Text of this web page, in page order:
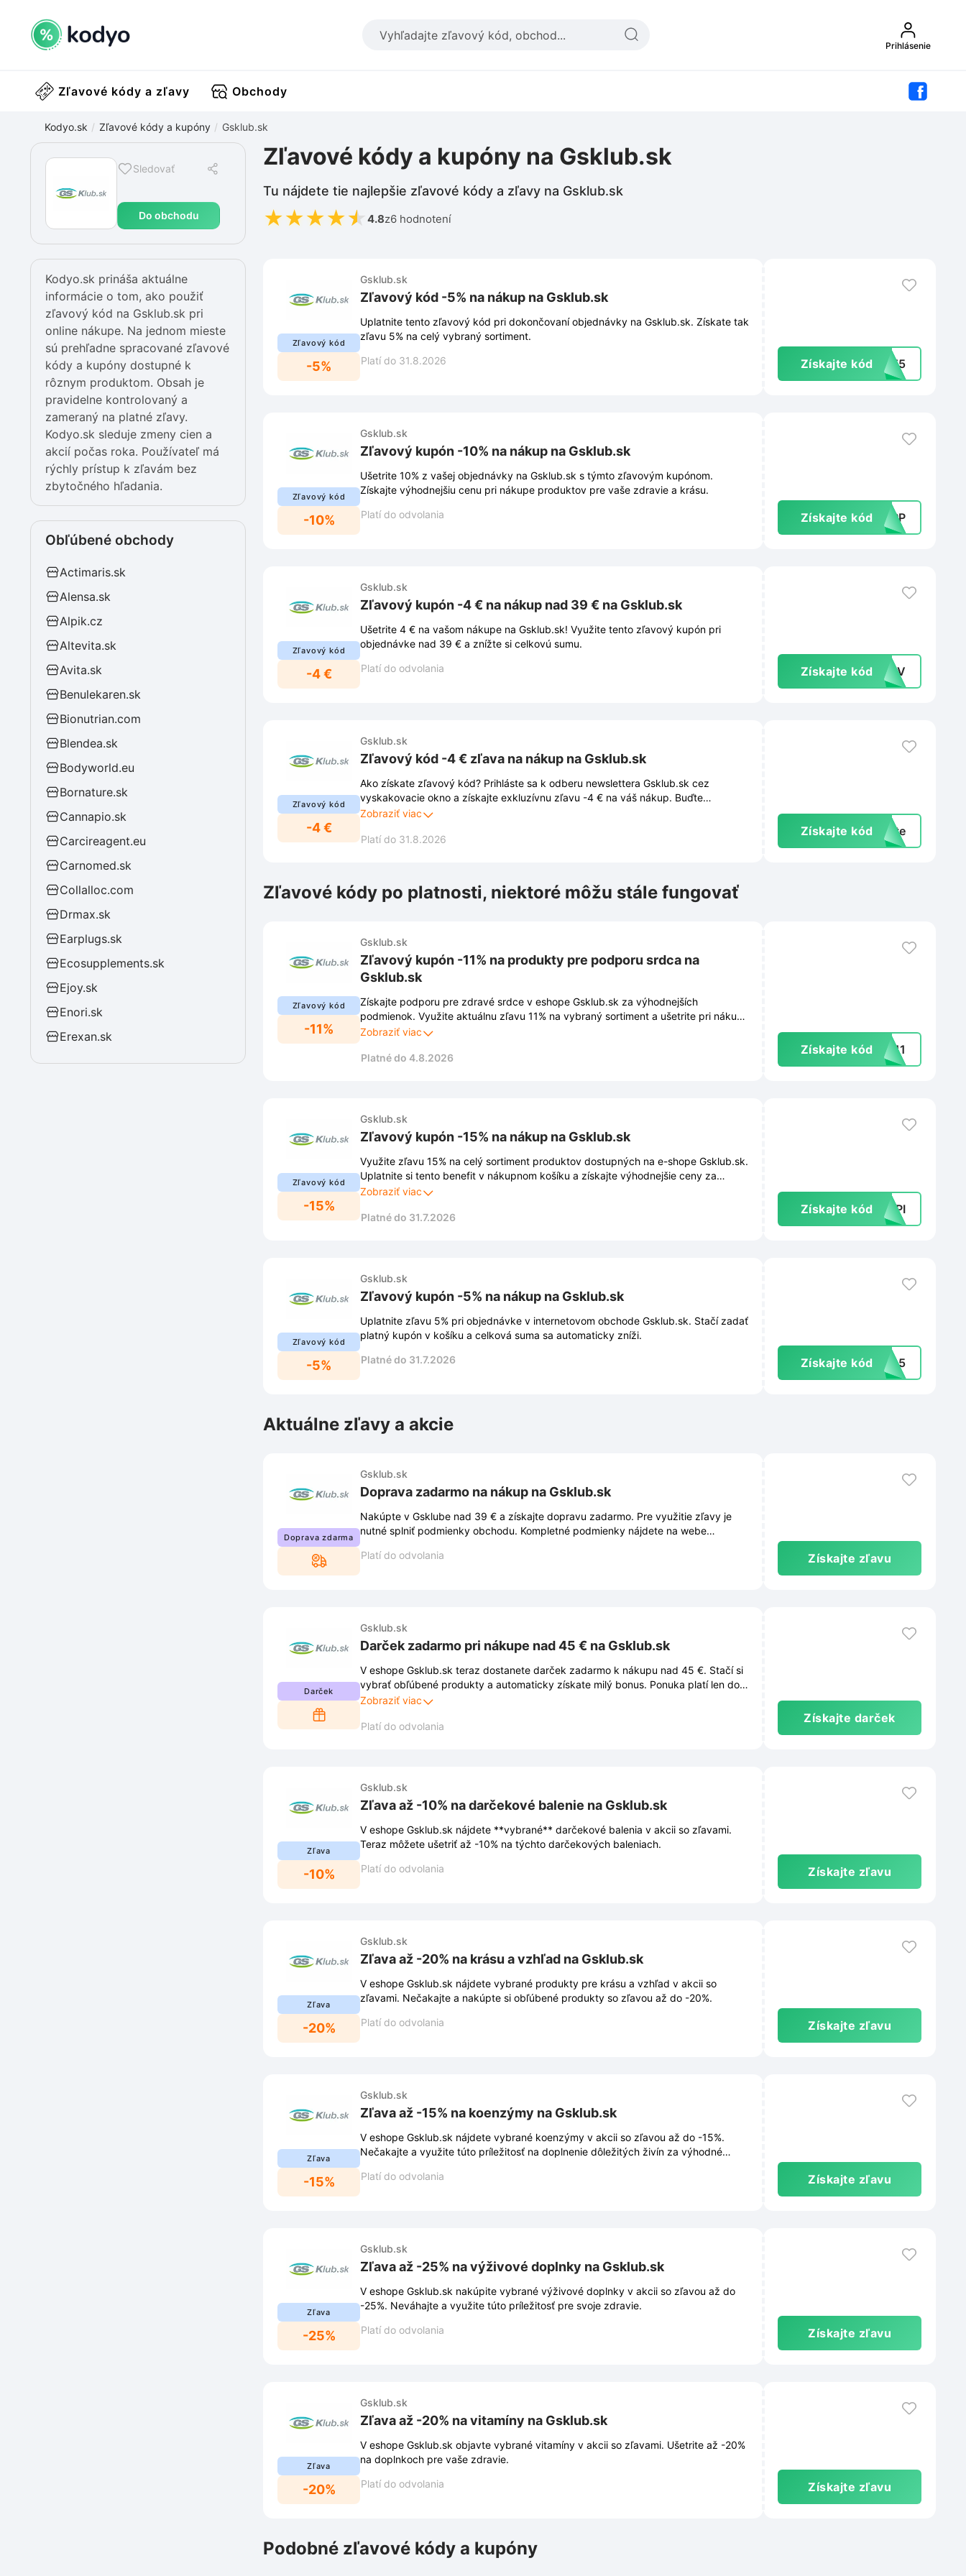
Prihlásenie
Zľavové kódy a zľavy Obchody
Kodyo.sk Zľavové kódy a kupóny Gsklub.sk
Sledovať
Do obchodu
Zľavové kódy a kupóny na Gsklub.sk
Tu nájdete tie najlepšie zľavové kódy a zľavy na Gsklub.sk
★★★★★ 4.8z6 hodnotení
Kodyo.sk prináša aktuálne
informácie o tom, ako použiť
zľavový kód na Gsklub.sk pri
online nákupe. Na jednom mieste
sú prehľadne spracované zľavové
kódy a kupóny dostupné k
rôznym produktom. Obsah je
pravidelne kontrolovaný a
zameraný na platné zľavy.
Kodyo.sk sleduje zmeny cien a
akcií počas roka. Používateľ má
rýchly prístup k zľavám bez
zbytočného hľadania.
Obľúbené obchody
Actimaris.sk
Alensa.sk
Alpik.cz
Altevita.sk
Avita.sk
Benulekaren.sk
Bionutrian.com
Blendea.sk
Bodyworld.eu
Bornature.sk
Cannapio.sk
Carcireagent.eu
Carnomed.sk
Collalloc.com
Drmax.sk
Earplugs.sk
Ecosupplements.sk
Ejoy.sk
Enori.sk
Erexan.sk
Zľavový kód
-5%
Gsklub.sk
Zľavový kód -5% na nákup na Gsklub.sk
Uplatnite tento zľavový kód pri dokončovaní objednávky na Gsklub.sk. Získate tak
zľavu 5% na celý vybraný sortiment.
Platí do 31.8.2026
Získajte kódUST5
Zľavový kód
-10%
Gsklub.sk
Zľavový kupón -10% na nákup na Gsklub.sk
Ušetrite 10% z vašej objednávky na Gsklub.sk s týmto zľavovým kupónom.
Získajte výhodnejšiu cenu pri nákupe produktov pre vaše zdravie a krásu.
Platí do odvolania
Získajte kód 10RP
Zľavový kód
-4 €
Gsklub.sk
Zľavový kupón -4 € na nákup nad 39 € na Gsklub.sk
Ušetrite 4 € na vašom nákupe na Gsklub.sk! Využite tento zľavový kupón pri
objednávke nad 39 € a znížte si celkovú sumu.
Platí do odvolania
Získajte kódK4NV
Zľavový kód
-4 €
Gsklub.sk
Zľavový kód -4 € zľava na nákup na Gsklub.sk
Ako získate zľavový kód? Prihláste sa k odberu newslettera Gsklub.sk cez
vyskakovacie okno a získajte exkluzívnu zľavu -4 € na váš nákup. Buďte
informovaní o novinkách, zľavách a exkluzívnych ponukách priamo do vašej
Zobraziť viac
Platí do 31.8.2026
Získajte kód exte
Zľavové kódy po platnosti, niektoré môžu stále fungovať
Zľavový kód
-11%
Gsklub.sk
Zľavový kupón -11% na produkty pre podporu srdca na
Gsklub.sk
Získajte podporu pre zdravé srdce v eshope Gsklub.sk za výhodnejších
podmienok. Využite aktuálnu zľavu 11% na vybraný sortiment a ušetrite pri nákupe
doplnkov stravy.
Zobraziť viac
Platné do 4.8.2026
Získajte kód CE11
Zľavový kód
-15%
Gsklub.sk
Zľavový kupón -15% na nákup na Gsklub.sk
Využite zľavu 15% na celý sortiment produktov dostupných na e-shope Gsklub.sk.
Uplatnite si tento benefit v nákupnom košíku a získajte výhodnejšie ceny za
vybraný tovar.
Zobraziť viac
Platné do 31.7.2026
Získajte kód 2QPI
Zľavový kód
-5%
Gsklub.sk
Zľavový kupón -5% na nákup na Gsklub.sk
Uplatnite zľavu 5% pri objednávke v internetovom obchode Gsklub.sk. Stačí zadať
platný kupón v košíku a celková suma sa automaticky zníži.
Platné do 31.7.2026
Získajte kód JUL5
Aktuálne zľavy a akcie
Doprava zdarma
Gsklub.sk
Doprava zadarmo na nákup na Gsklub.sk
Nakúpte v Gsklube nad 39 € a získajte dopravu zadarmo. Pre využitie zľavy je
nutné splniť podmienky obchodu. Kompletné podmienky nájdete na webe
Platí do odvolania
Získajte zľavu
Darček
Gsklub.sk
Darček zadarmo pri nákupe nad 45 € na Gsklub.sk
V eshope Gsklub.sk teraz dostanete darček zadarmo k nákupu nad 45 €. Stačí si
vybrať obľúbené produkty a automaticky získate milý bonus. Ponuka platí len do
vypredania zásob, tak neváhajte!
Zobraziť viac
Platí do odvolania
Získajte darček
Zľava
-10%
Gsklub.sk
Zľava až -10% na darčekové balenie na Gsklub.sk
V eshope Gsklub.sk nájdete **vybrané** darčekové balenia v akcii so zľavami.
Teraz môžete ušetriť až -10% na týchto darčekových baleniach.
Platí do odvolania
Získajte zľavu
Zľava
-20%
Gsklub.sk
Zľava až -20% na krásu a vzhľad na Gsklub.sk
V eshope Gsklub.sk nájdete vybrané produkty pre krásu a vzhľad v akcii so
zľavami. Nečakajte a nakúpte si obľúbené produkty so zľavou až do -20%.
Platí do odvolania
Získajte zľavu
Zľava
-15%
Gsklub.sk
Zľava až -15% na koenzýmy na Gsklub.sk
V eshope Gsklub.sk nájdete vybrané koenzýmy v akcii so zľavou až do -15%.
Nečakajte a využite túto príležitosť na doplnenie dôležitých živín za výhodné
Platí do odvolania
Získajte zľavu
Zľava
-25%
Gsklub.sk
Zľava až -25% na výživové doplnky na Gsklub.sk
V eshope Gsklub.sk nakúpite vybrané výživové doplnky v akcii so zľavou až do
-25%. Neváhajte a využite túto príležitosť pre svoje zdravie.
Platí do odvolania
Získajte zľavu
Zľava
-20%
Gsklub.sk
Zľava až -20% na vitamíny na Gsklub.sk
V eshope Gsklub.sk objavte vybrané vitamíny v akcii so zľavami. Ušetrite až -20%
na doplnkoch pre vaše zdravie.
Platí do odvolania
Získajte zľavu
Podobné zľavové kódy a kupóny